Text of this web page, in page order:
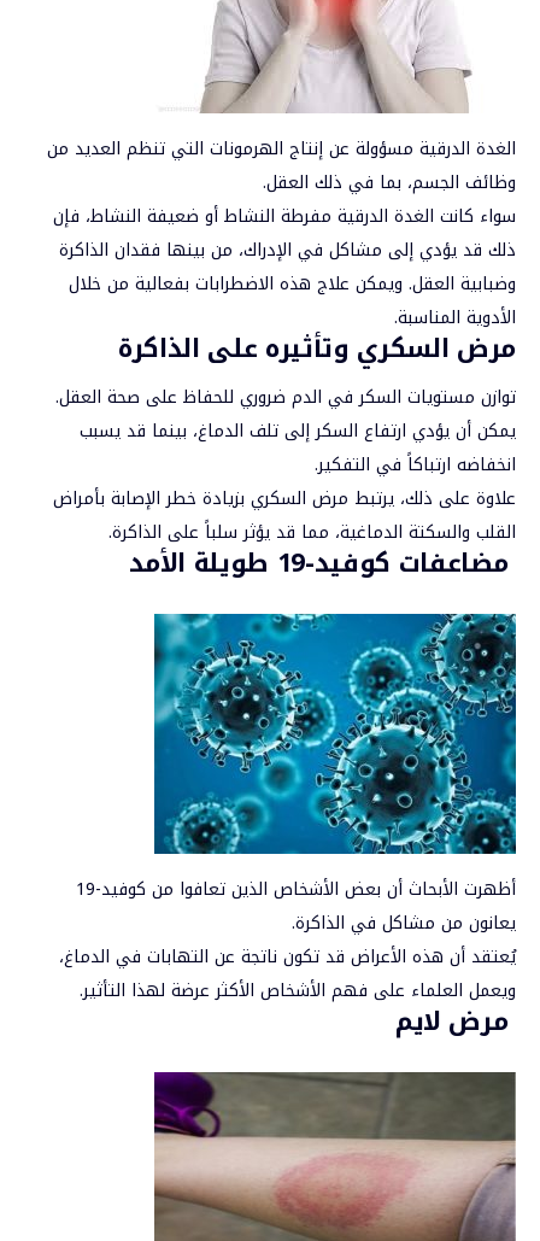
الغدة الدرقية مسؤولة عن إنتاج الهرمونات التي تنظم العديد من
وظائف الجسم، بما في ذلك العقل.
سواء كانت الغدة الدرقية مفرطة النشاط أو ضعيفة النشاط، فإن
ذلك قد يؤدي إلى مشاكل في الإدراك، من بينها فقدان الذاكرة
وضبابية العقل. ويمكن علاج هذه الاضطرابات بفعالية من خلال
الأدوية المناسبة.
مرض السكري وتأثيره على الذاكرة
توازن مستويات السكر في الدم ضروري للحفاظ على صحة العقل.
يمكن أن يؤدي ارتفاع السكر إلى تلف الدماغ، بينما قد يسبب
انخفاضه ارتباكاً في التفكير.
علاوة على ذلك، يرتبط مرض السكري بزيادة خطر الإصابة بأمراض
القلب والسكتة الدماغية، مما قد يؤثر سلباً على الذاكرة.
مضاعفات كوفيد-19 طويلة الأمد
أظهرت الأبحاث أن بعض الأشخاص الذين تعافوا من كوفيد-19
يعانون من مشاكل في الذاكرة.
يُعتقد أن هذه الأعراض قد تكون ناتجة عن التهابات في الدماغ،
ويعمل العلماء على فهم الأشخاص الأكثر عرضة لهذا التأثير.
مرض لايم